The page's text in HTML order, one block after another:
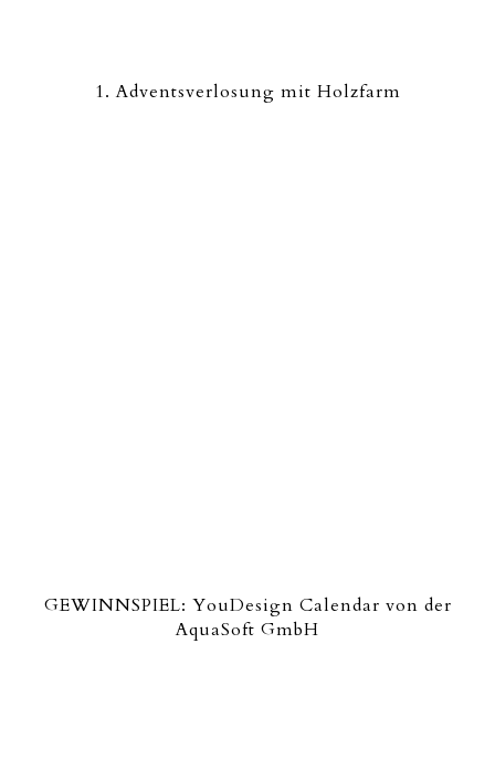
1. Adventsverlosung mit Holzfarm
GEWINNSPIEL: YouDesign Calendar von der
AquaSoft GmbH